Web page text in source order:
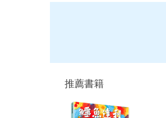
推薦書籍